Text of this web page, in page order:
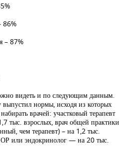
86%
– 87%
видеть и по следующим данным.
нормы, исходя из которых
врачей: участковый терапевт
тыс. взрослых, врач общей практики
чем терапевт) – на 1,2 тыс.
или эндокринолог — на 20 тыс.